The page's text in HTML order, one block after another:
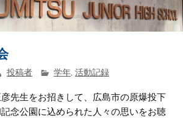
投稿者 学年, 活動記録
先生をお招きして、広島市の原爆投下
念公園に込められた人々の思いをお聴